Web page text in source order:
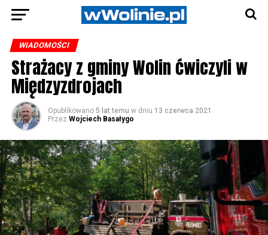
WIADOMOŚCI
Strażacy z gminy Wolin ćwiczyli w
Międzyzdrojach
Opublikowano 5 lat temu w dniu 13 czerwca 2021
Przez Wojciech Basałygo